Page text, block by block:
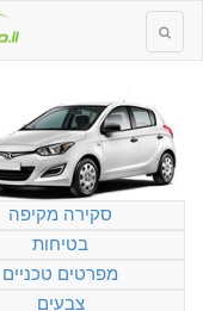
סקירה מקיפה
בטיחות
מפרטים טכניים
צבעים